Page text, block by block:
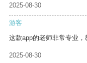
2025-08-30
游客
这款app的老师非常专业，
2025-08-30